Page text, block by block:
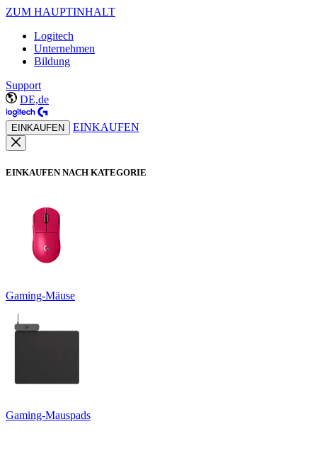
ZUM HAUPTINHALT
Logitech
Unternehmen
Bildung
Support
DE,de
EINKAUFEN EINKAUFEN
EINKAUFEN NACH KATEGORIE
Gaming-Mäuse
Gaming-Mauspads